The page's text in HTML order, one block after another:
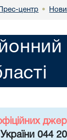
центр •
044